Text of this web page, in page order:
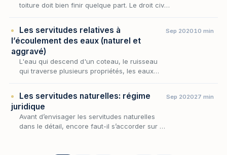
toiture doit bien finir quelque part. Le droit civil
Les servitudes relatives à
l’écoulement des eaux (naturel et
aggravé)
L'eau qui descend d'un coteau, le ruisseau
qui traverse plusieurs propriétés, les eaux
i…
Sep 202010 min
Les servitudes naturelles: régime
juridique
Avant d’envisager les servitudes naturelles
dans le détail, encore faut-il s’accorder sur la
Sep 202027 min